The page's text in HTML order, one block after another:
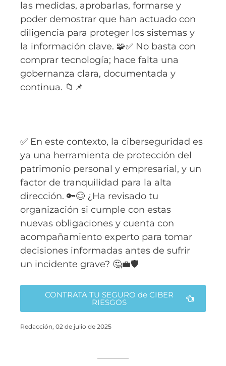
las medidas, aprobarlas, formarse y
poder demostrar que han actuado con
diligencia para proteger los sistemas y
la información clave. 🧩✅ No basta con
comprar tecnología; hace falta una
gobernanza clara, documentada y
continua. 📁📌
✅ En este contexto, la ciberseguridad es
ya una herramienta de protección del
patrimonio personal y empresarial, y un
factor de tranquilidad para la alta
dirección. 🔑😌 ¿Ha revisado tu
organización si cumple con estas
nuevas obligaciones y cuenta con
acompañamiento experto para tomar
decisiones informadas antes de sufrir
un incidente grave? 🤔💼🛡️
CONTRATA TU SEGURO de CIBER
RIESGOS
Redacción, 02 de julio de 2025